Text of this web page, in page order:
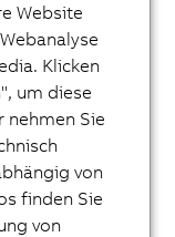
Website
Klicken
um diese
nehmen Sie
von
finden Sie
von